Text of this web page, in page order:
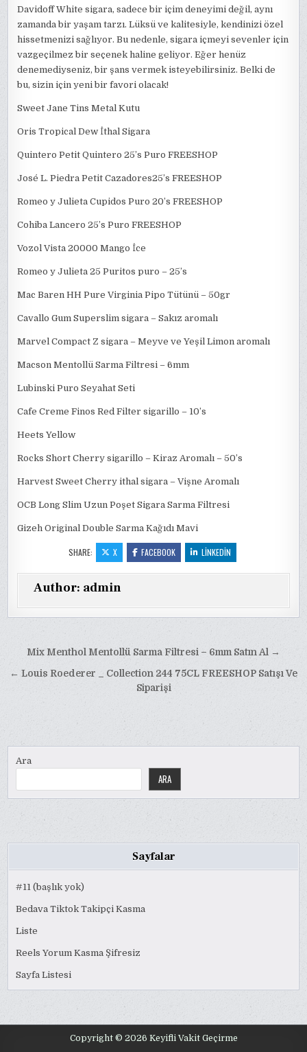
Davidoff White sigara, sadece bir içim deneyimi değil, aynı
zamanda bir yaşam tarzı. Lüksü ve kalitesiyle, kendinizi özel
hissetmenizi sağlıyor. Bu nedenle, sigara içmeyi sevenler için
vazgeçilmez bir seçenek haline geliyor. Eğer henüz
denemediyseniz, bir şans vermek isteyebilirsiniz. Belki de
bu, sizin için yeni bir favori olacak!
Sweet Jane Tins Metal Kutu
Oris Tropical Dew İthal Sigara
Quintero Petit Quintero 25’s Puro FREESHOP
José L. Piedra Petit Cazadores25’s FREESHOP
Romeo y Julieta Cupidos Puro 20’s FREESHOP
Cohiba Lancero 25’s Puro FREESHOP
Vozol Vista 20000 Mango İce
Romeo y Julieta 25 Puritos puro – 25’s
Mac Baren HH Pure Virginia Pipo Tütünü – 50gr
Cavallo Gum Superslim sigara – Sakız aromalı
Marvel Compact Z sigara – Meyve ve Yeşil Limon aromalı
Macson Mentollü Sarma Filtresi – 6mm
Lubinski Puro Seyahat Seti
Cafe Creme Finos Red Filter sigarillo – 10’s
Heets Yellow
Rocks Short Cherry sigarillo – Kiraz Aromalı – 50’s
Harvest Sweet Cherry ithal sigara – Vişne Aromalı
OCB Long Slim Uzun Poşet Sigara Sarma Filtresi
Gizeh Original Double Sarma Kağıdı Mavi
SHARE: X FACEBOOK LINKEDIN
Author: admin
Yazı
gezinmesi
Mix Menthol Mentollü Sarma Filtresi – 6mm Satın Al →
← Louis Roederer _ Collection 244 75CL FREESHOP Satışı Ve
Siparişi
Ara
ARA
Sayfalar
#11 (başlık yok)
Bedava Tiktok Takipçi Kasma
Liste
Reels Yorum Kasma Şifresiz
Sayfa Listesi
Copyright © 2026 Keyifli Vakit Geçirme